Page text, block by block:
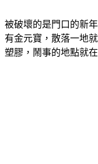
被破壞的是門口的新
有金元寶，散落一地